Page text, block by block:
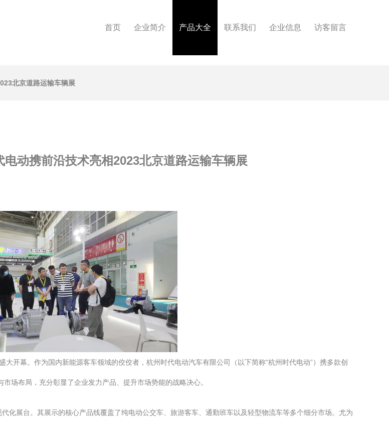
首页 企业简介 产品大全 联系我们 企业信息 访客留言
北京道路运输车辆展
动携前沿技术亮相2023北京道路运输车辆展
开幕。作为国内新能源客车领域的佼佼者，杭州时代电动汽车有限公司（以下简称“杭州时代电动”）携多款创
场布局，充分彰显了企业发力产品、提升市场势能的战略决心。
化展台。其展示的核心产品线覆盖了纯电动公交车、旅游客车、通勤班车以及轻型物流车等多个细分市场。尤为